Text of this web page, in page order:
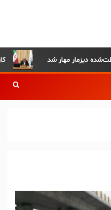
مهار شد